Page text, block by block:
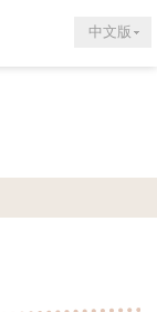
中文版